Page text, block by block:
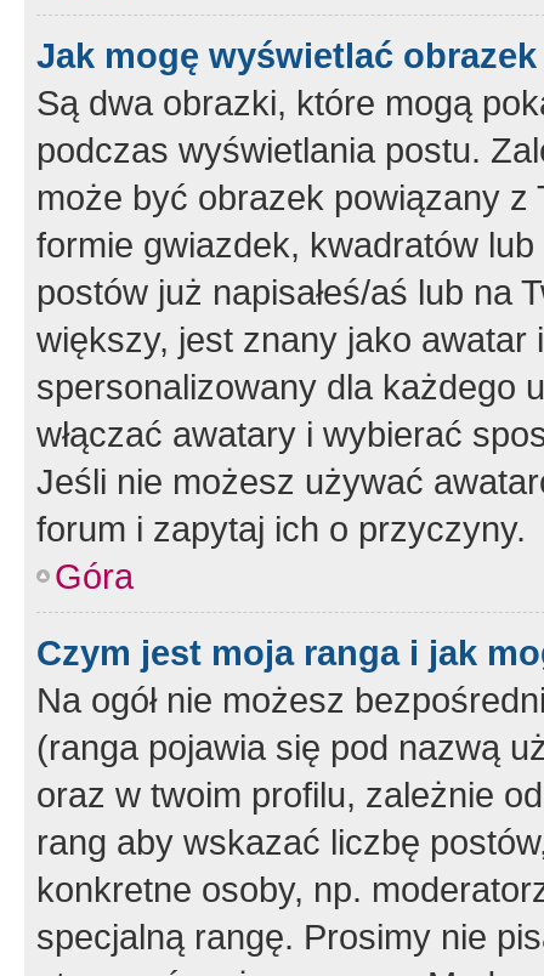
Jak mogę wyświetlać
Są dwa obrazki, które mogą
podczas wyświetlania postu.
może być obrazek powiązany z
formie gwiazdek, kwadratów
postów już napisałeś/aś lub na
większy, jest znany jako
spersonalizowany dla każdego
włączać awatary i wybierać
Jeśli nie możesz używać
forum i zapytaj ich o przyczyny.
Góra
Czym jest moja ranga i jak
Na ogół nie możesz
(ranga pojawia się pod nazwą
oraz w twoim profilu, zależnie
rang aby wskazać liczbę
konkretne osoby, np.
specjalną rangę. Prosimy nie